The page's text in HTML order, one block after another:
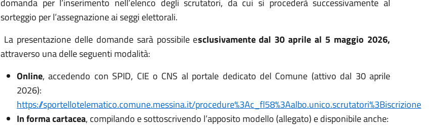
domanda per l’inserimento nell’elenco degli scrutatori, da cui si procederà successivamente al
sorteggio per l’assegnazione ai seggi elettorali.
La presentazione delle domande sarà possibile esclusivamente dal 30 aprile al 5 maggio 2026,
attraverso una delle seguenti modalità:
Online, accedendo con SPID, CIE o CNS al portale dedicato del Comune (attivo dal 30 aprile
2026):
https://sportellotelematico.comune.messina.it/procedure%3Ac_fl58%3Aalbo.unico.scrutatori%3Biscrizione
In forma cartacea, compilando e sottoscrivendo l’apposito modello (allegato) e disponibile anche: